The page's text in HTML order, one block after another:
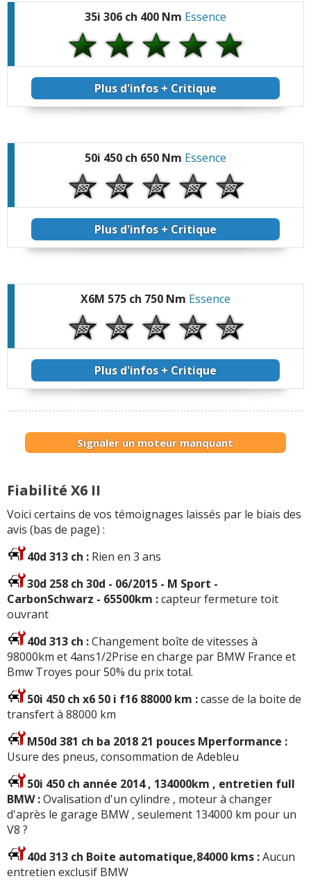
35i 306 ch 400 Nm Essence
Plus d'infos + Critique
50i 450 ch 650 Nm Essence
Plus d'infos + Critique
X6M 575 ch 750 Nm Essence
Plus d'infos + Critique
Signaler un moteur manquant
Fiabilité X6 II
Voici certains de vos témoignages laissés par le biais des
avis (bas de page) :
40d 313 ch : Rien en 3 ans
30d 258 ch 30d - 06/2015 - M Sport -
CarbonSchwarz - 65500km :capteur fermeture toit
ouvrant
40d 313 ch :Changement boîte de vitesses à
98000km et 4ans1/2Prise en charge par BMW France et
Bmw Troyes pour 50% du prix total.
50i 450 ch x6 50 i f16 88000 km :casse de la boite de
transfert à 88000 km
M50d 381 ch ba 2018 21 pouces Mperformance :
Usure des pneus, consommation de Adebleu
50i 450 ch année 2014 , 134000km , entretien full
BMW :Ovalisation d'un cylindre , moteur à changer
d'après le garage BMW , seulement 134000 km pour un
V8 ?
40d 313 ch Boite automatique,84000 kms :Aucun
entretien exclusif BMW